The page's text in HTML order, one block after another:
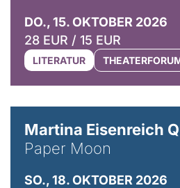
DO., 15. OKTOBER 2026
28 EUR / 15 EUR
LITERATUR
Martina Eisenreich
Paper Moon
SO., 18. OKTOBER 2026